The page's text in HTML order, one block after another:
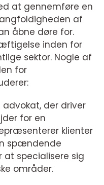
at gennemføre en
af
åbne døre for.
inden for
sektor. Nogle af
for
advokat, der driver
for en
klienter
spændende
at specialisere sig
områder.